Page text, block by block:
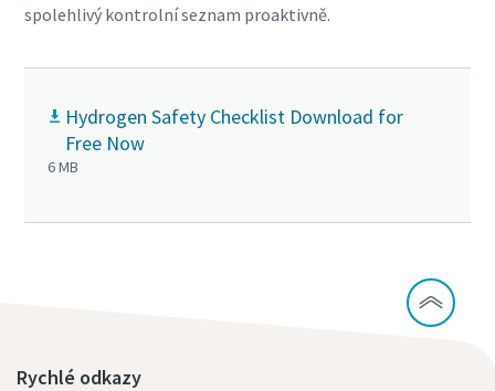
10 steps to a green and more efficient
Carbon reduction for green production - all you need to
Více informací
spolehlivý kontrolní seznam proaktivně.
Hydrogen Safety Checklist Download for
Free Now
6 MB
Rychlé odkazy